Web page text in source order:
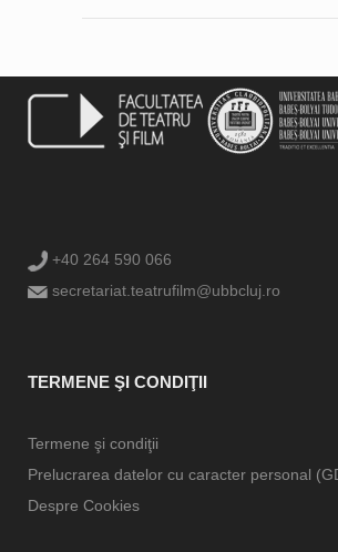
+40 264 590 066
secretariat.teatrufilm@ubbcluj.ro
TERMENE ŞI CONDIŢII
Termene şi condiţii
Prelucrarea datelor cu caracter personal
Despre Cookies